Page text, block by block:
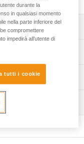
(beige),
su ordinazione
3
durante la
in qualsiasi momento
nella parte inferiore del
compromettere
impedirà all’utente di
tutti i cookie